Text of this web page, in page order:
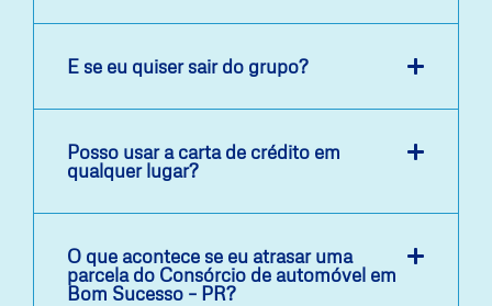
E se eu quiser sair do grupo?
Posso usar a carta de crédito em
qualquer lugar?
O que acontece se eu atrasar uma
parcela do Consórcio de automóvel em
Bom Sucesso – PR?